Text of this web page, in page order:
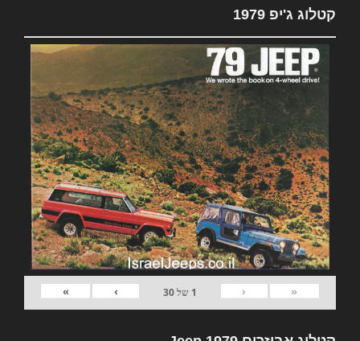
קטלוג ג'יפ 1979
«
‹
1 של30
›
»